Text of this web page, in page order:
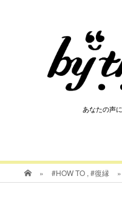
あなたの声
あな
» #HOW TO , #復縁 »